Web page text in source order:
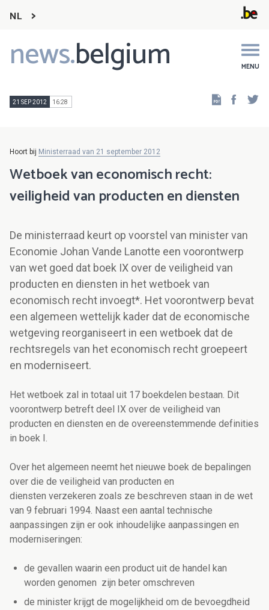
NL
news.belgium MENU
Main
navigation
21 SEP 2012 16:28
Hoort bij Ministerraad van 21 september 2012
Wetboek van economisch recht:
veiligheid van producten en diensten
De ministerraad keurt op voorstel van minister van
Economie Johan Vande Lanotte een voorontwerp
van wet goed dat boek IX over de veiligheid van
producten en diensten in het wetboek van
economisch recht invoegt*. Het voorontwerp bevat
een algemeen wettelijk kader dat de economische
wetgeving reorganiseert in een wetboek dat de
rechtsregels van het economisch recht groepeert
en moderniseert.
Het wetboek zal in totaal uit 17 boekdelen bestaan. Dit
voorontwerp betreft deel IX over de veiligheid van
producten en diensten en de overeenstemmende definities
in boek I.
Over het algemeen neemt het nieuwe boek de bepalingen
over die de veiligheid van producten en
diensten verzekeren zoals ze beschreven staan in de wet
van 9 februari 1994. Naast een aantal technische
aanpassingen zijn er ook inhoudelijke aanpassingen en
moderniseringen:
de gevallen waarin een product uit de handel kan
worden genomen zijn beter omschreven
de minister krijgt de mogelijkheid om de bevoegdheid